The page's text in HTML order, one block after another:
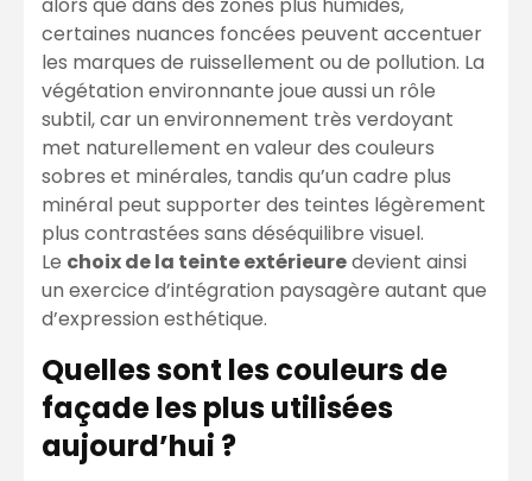
certaines nuances foncées peuvent accentuer
les marques de ruissellement ou de pollution. La
végétation environnante joue aussi un rôle
subtil, car un environnement très verdoyant
met naturellement en valeur des couleurs
sobres et minérales, tandis qu’un cadre plus
minéral peut supporter des teintes légèrement
plus contrastées sans déséquilibre visuel.
Le choix de la teinte extérieuredevient ainsi
un exercice d’intégration paysagère autant que
d’expression esthétique.
Quelles sont les couleurs de
façade les plus utilisées
aujourd’hui ?